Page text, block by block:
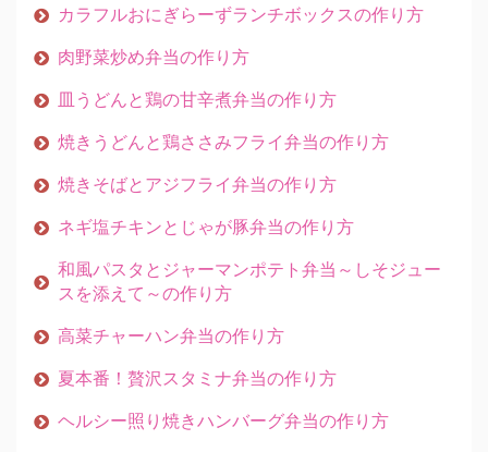
カラフルおにぎらーずランチボックスの作り方
肉野菜炒め弁当の作り方
皿うどんと鶏の甘辛煮弁当の作り方
焼きうどんと鶏ささみフライ弁当の作り方
焼きそばとアジフライ弁当の作り方
ネギ塩チキンとじゃが豚弁当の作り方
和風パスタとジャーマンポテト弁当～しそジュー
スを添えて～の作り方
高菜チャーハン弁当の作り方
夏本番！贅沢スタミナ弁当の作り方
ヘルシー照り焼きハンバーグ弁当の作り方